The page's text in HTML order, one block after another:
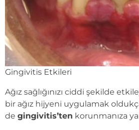
Gingivitis Etkileri
Ağız sağlığınızı ciddi şekilde
bir ağız hijyeni uygulamak
de gingivitis’ten korunmanıza